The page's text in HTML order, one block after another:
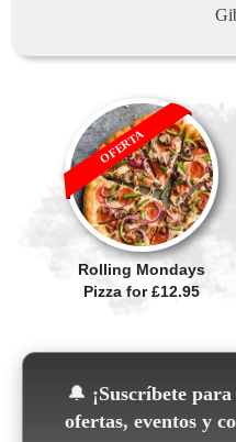
Rolling Mondays
Pizza for £12.95
OFERTA
🔔 ¡Suscríbete
ofertas, eventos y